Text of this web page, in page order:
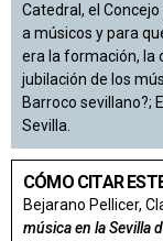
Catedral, el
a músicos y para
era la formación, la
jubilación de los
Barroco sevillano?;
Sevilla.
CÓMO CITAR
Bejarano Pellicer,
música en la Sevilla